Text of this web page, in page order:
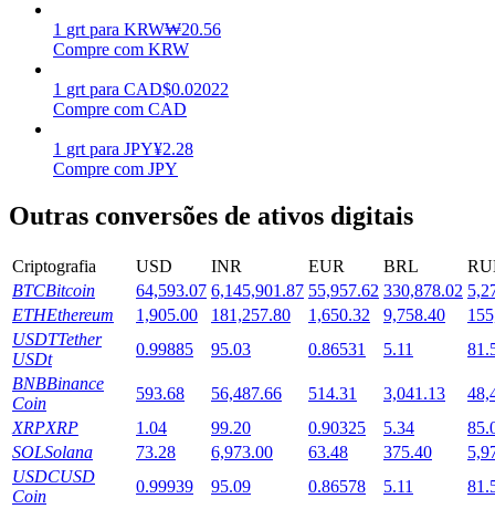
Estacamento
Launchpool
Staking flexível para ganhar tokens populares.
1 grt para KRW₩20.56
Compre com KRW
1 grt para CAD$0.02022
Compre com CAD
1 grt para JPY¥2.28
Compre com JPY
Outras conversões de ativos digitais
Criptografia USD INR EUR BRL
BTCBitcoin 64,593.07 6,145,901.87 55,957.62 330,878.02
ETHEthereum 1,905.00 181,257.80 1,650.32 9,758.40
USDTTether
USDt
0.99885 95.03 0.86531 5.11
BNBBinance
Coin
593.68 56,487.66 514.31 3,041.13
XRPXRP 1.04 99.20 0.90325 5.34
SOLSolana 73.28 6,973.00 63.48 375.40
USDCUSD
Coin
0.99939 95.09 0.86578 5.11